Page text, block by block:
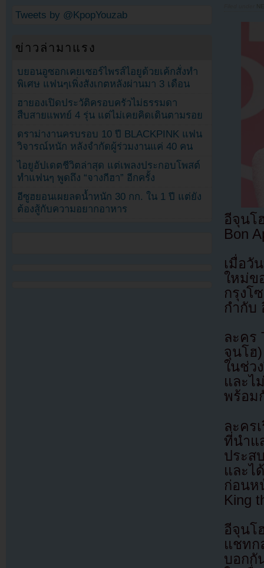
อีจุนโ
Bon
เมื่อวั
ใหม่ข
กรุงโ
กำกับ
ละคร
จุนโฮ
ในช่ว
และ
พร้อม
ละคร
ที่นำ
ประส
และไ
ก่อนห
King
อีจุนโ
แชทก
บอกกั
Tweets by @KpopYouzab
ข่าวล่ามาแรง
บยอนอูซอกเคยเซอร์ไพรส์ไอยูด้วยเค้กสั่งทำ
พิเศษ แฟนๆเพิ่งสังเกตหลังผ่านมา 3 เดือน
ฮายองเปิดประวัติครอบครัวไม่ธรรมดา
สืบสายแพทย์ 4 รุ่น แต่ไม่เคยคิดเดินตามรอย
ดราม่างานครบรอบ 10 ปี BLACKPINK แฟน
วิจารณ์หนัก หลังจำกัดผู้ร่วมงานแค่ 40 คน
ไอยูอัปเดตชีวิตล่าสุด แต่เพลงประกอบโพสต์
ทำแฟนๆ พูดถึง “จางกีฮา” อีกครั้ง
อีซูฮยอนเผยลดน้ำหนัก 30 กก. ใน 1 ปี แต่ยัง
ต้องสู้กับความอยากอาหาร